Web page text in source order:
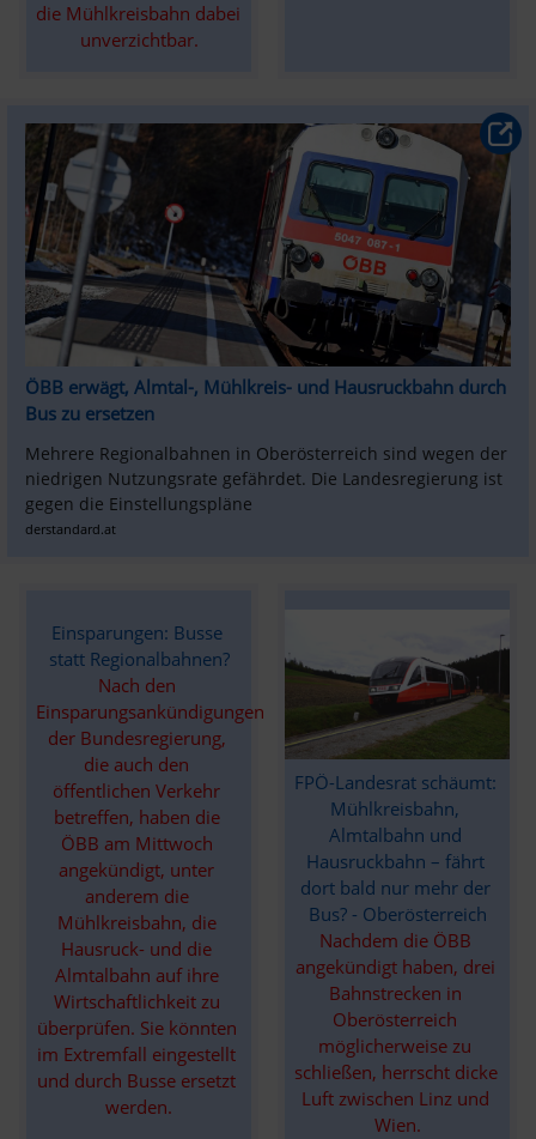
die Mühlkreisbahn dabei
unverzichtbar.
ÖBB erwägt, Almtal-, Mühlkreis- und Hausruckbahn durch
Bus zu ersetzen
Mehrere Regionalbahnen in Oberösterreich sind wegen der
niedrigen Nutzungsrate gefährdet. Die Landesregierung ist
gegen die Einstellungspläne
derstandard.at
Einsparungen: Busse
statt Regionalbahnen?
Nach den
Einsparungsankündigungen
der Bundesregierung,
die auch den
öffentlichen Verkehr
betreffen, haben die
ÖBB am Mittwoch
angekündigt, unter
anderem die
Mühlkreisbahn, die
Hausruck- und die
Almtalbahn auf ihre
Wirtschaftlichkeit zu
überprüfen. Sie könnten
im Extremfall eingestellt
und durch Busse ersetzt
werden.
FPÖ-Landesrat schäumt:
Mühlkreisbahn,
Almtalbahn und
Hausruckbahn – fährt
dort bald nur mehr der
Bus? - Oberösterreich
Nachdem die ÖBB
angekündigt haben, drei
Bahnstrecken in
Oberösterreich
möglicherweise zu
schließen, herrscht dicke
Luft zwischen Linz und
Wien.